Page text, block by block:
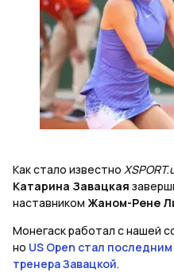
Как стало известно
Катарина Завацкая
наставником Жаном-Рене
Монегаск работал с нашей
но US Open стал
тренера Завацкой.